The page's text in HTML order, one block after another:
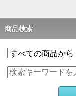
商品検索